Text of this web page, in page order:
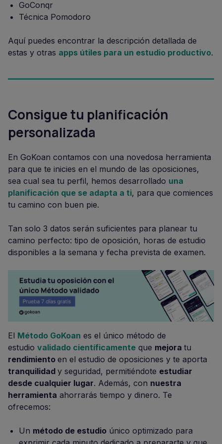
GoConqr
Técnica Pomodoro
Aquí puedes encontrar la descripción detallada de
estas y otras apps útiles para un estudio productivo.
Consigue tu planificación
personalizada
En GoKoan contamos con una novedosa herramienta
para que te inicies en el mundo de las oposiciones,
sea cual sea tu perfil, hemos desarrollado una
planificación que se adapta a ti, para que comiences
tu camino con buen pie.
Tan solo 3 datos serán suficientes para planear tu
camino perfecto: tipo de oposición, horas de estudio
disponibles a la semana y fecha prevista de examen.
El Método GoKoan es el único método de
estudio validado científicamente que mejora tu
rendimiento en el estudio de oposiciones y te aporta
tranquilidad y seguridad, permitiéndote estudiar
desde cualquier lugar. Además, con nuestra
herramienta ahorrarás tiempo y dinero. Te
ofrecemos:
Un método de estudio único optimizado para